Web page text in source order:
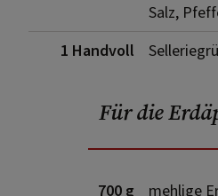
Salz,
1 Handvoll
Für die
700 g
mehlige